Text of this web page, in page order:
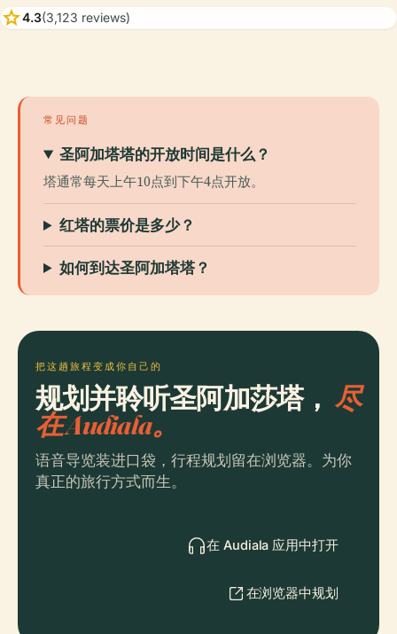
star4.3(3,123 reviews)
常见问题
圣阿加塔塔的开放时间是什么？
塔通常每天上午10点到下午4点开放。
红塔的票价是多少？
如何到达圣阿加塔塔？
把这趟旅程变成你自己的
规划并聆听圣阿加莎塔， 尽
在 Audiala。
语音导览装进口袋，行程规划留在浏览器。为你
真正的旅行方式而生。
在 Audiala 应用中打开
在浏览器中规划